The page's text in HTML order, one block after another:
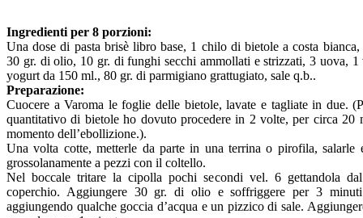
Ingredienti per 8 porzioni:
Una dose di pasta brisè libro base, 1 chilo di bietole a costa
30 gr. di olio, 10 gr. di funghi secchi ammollati e strizzati, 3 uova, 1
yogurt da 150 ml., 80 gr. di parmigiano grattugiato, sale q.b..
Preparazione:
Cuocere a Varoma le foglie delle bietole, lavate e tagliate in due.
quantitativo di bietole ho dovuto procedere in 2 volte, per circa 20
momento dell’ebollizione.).
Una volta cotte, metterle da parte in una terrina o pirofila, salarle
grossolanamente a pezzi con il coltello.
Nel boccale tritare la cipolla pochi secondi vel. 6 gettandola
coperchio. Aggiungere 30 gr. di olio e soffriggere per 3
aggiungendo qualche goccia d’acqua e un pizzico di sale.